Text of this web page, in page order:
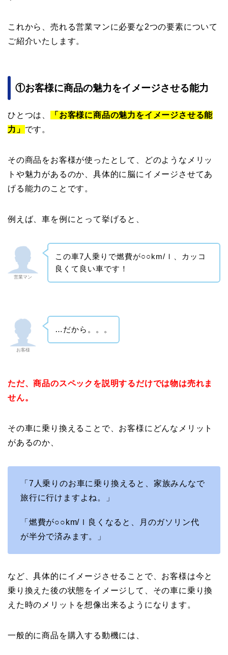
これから、売れる営業マンに必要な2つの要素について
ご紹介いたします。
①お客様に商品の魅力をイメージさせる能力
ひとつは、 「 お客様に商品の魅力をイメージさせる能
力」 です。
その商品をお客様が使ったとして、どのようなメリッ
トや魅力があるのか、具体的に脳にイメージさせてあ
げる能力のことです。
例えば、車を例にとって挙げると、
営業マン
この車7人乗りで燃費が○○km/ｌ、カッコ
良くて良い車です！
お客様
…だから。。。
ただ、商品のスペックを説明するだけでは物は売れま
せん。
その車に乗り換えることで、お客様にどんなメリット
があるのか、
「7人乗りのお車に乗り換えると、家族みんなで
旅行に行けますよね。」
「燃費が○○km/ｌ良くなると、月のガソリン代
が半分で済みます。」
など、具体的にイメージさせることで、お客様は今と
乗り換えた後の状態をイメージして、その車に乗り換
えた時のメリットを想像出来るようになります。
一般的に商品を購入する動機には、